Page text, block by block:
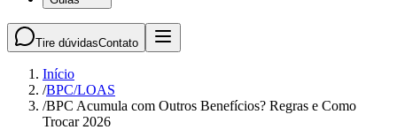
Tire dúvidasContato
Início
/BPC/LOAS
/BPC Acumula com Outros Benefícios? Regras e Como
Trocar 2026